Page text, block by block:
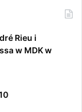
Rieu i
w MDK w